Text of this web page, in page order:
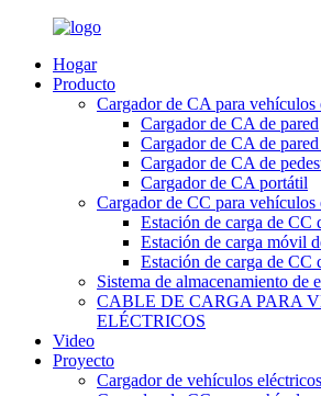
Hogar
Producto
Cargador de CA para vehículos
Cargador de CA de pared
Cargador de CA de
Cargador de CA de
Cargador de CA portátil
Cargador de CC para vehículos
Estación de carga de CC
Estación de carga móvil
Estación de carga de CC
Sistema de almacenamiento de
CABLE DE CARGA PARA
ELÉCTRICOS
Video
Proyecto
Cargador de vehículos